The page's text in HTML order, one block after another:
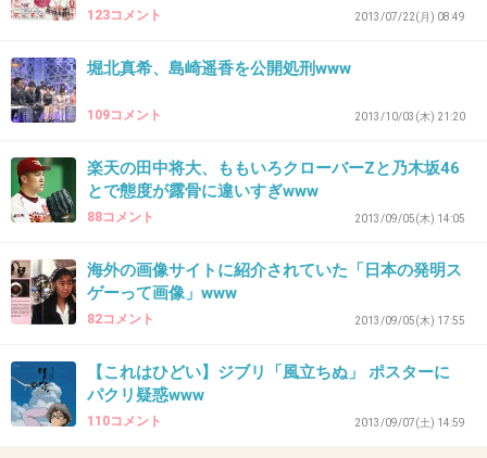
38. 匿名2013/09/21(土) 00:17:19
＞３キャベツを混ぜるときに固いところをモミ
モミして柔らかくすると食べるときにエエ感じ
になる
なんかホッコリする文章だわｗ
39. 匿名2013/09/21(土) 00:17:31
結構笑劇
123コメント 2013/07/22(月) 08:49
堀北真希、島崎遥香を公開処刑www
109コメント 2013/10/03(木) 21:20
楽天の田中将大、ももいろクローバーZと乃木坂46
とで態度が露骨に違いすぎwww
88コメント 2013/09/05(木) 14:05
海外の画像サイトに紹介されていた「日本の発明ス
ゲーって画像」www
82コメント 2013/09/05(木) 17:55
【これはひどい】ジブリ「風立ちぬ」 ポスターに
パクリ疑惑www
110コメント 2013/09/07(土) 14:59